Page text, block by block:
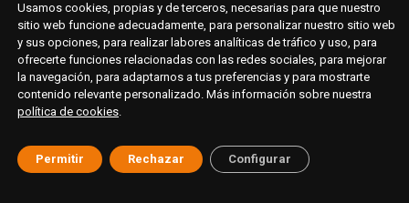
través de proveedores de servicios tecnológicos establecidos
fuera del Espacio Económico Europeo (EEE), en particular
plataformas de gestión de relaciones con interesados (CRM) cuya
entidad matriz se encuentra en Estados Unidos. En tal caso,
cualquier transferencia internacional se lleva a cabo de
mecanismos de transferencia autorizados por el mismo. En
particular, cuando nuestros proveedores en Estados Unidos se
Usamos cookies, propias y de terceros, necesarias para que nuestro
sitio web funcione adecuadamente, para personalizar nuestro sitio web
y sus opciones, para realizar labores analíticas de tráfico y uso, para
ofrecerte funciones relacionadas con las redes sociales, para mejorar
la navegación, para adaptarnos a tus preferencias y para mostrarte
contenido relevante personalizado. Más información sobre nuestra
política de cookies.
Permitir Rechazar Configurar